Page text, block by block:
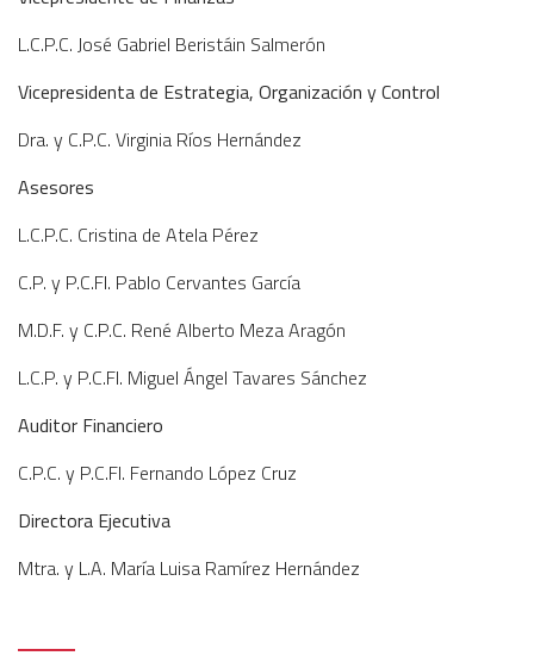
L.C.P.C. José Gabriel Beristáin Salmerón
Vicepresidenta de Estrategia, Organización y Control
Dra. y C.P.C. Virginia Ríos Hernández
Asesores
L.C.P.C. Cristina de Atela Pérez
C.P. y P.C.FI. Pablo Cervantes García
M.D.F. y C.P.C. René Alberto Meza Aragón
L.C.P. y P.C.FI. Miguel Ángel Tavares Sánchez
Auditor Financiero
C.P.C. y P.C.FI. Fernando López Cruz
Directora Ejecutiva
Mtra. y L.A. María Luisa Ramírez Hernández